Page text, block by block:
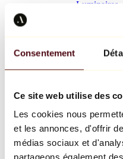
Consentement
Ce site web utilise des
Les cookies nous
et les annonces, d'offrir
médias sociaux et
partageons également
Luminaires
Richard
Keith
Jeff Koons
Jean-Michel
Tous les
Œuvre de la semaine